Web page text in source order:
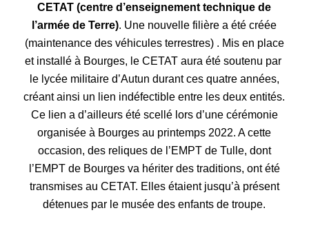
CETAT(centre d’enseignement technique de
l’armée de Terre). Une nouvelle filièrea été créée
(maintenance des véhicules terrestres) . Mis en place
et installé à Bourges, le CETAT aura été soutenu par
le lycée militaire d’Autun durant ces quatre années,
créant ainsi un lien indéfectible entre les deux entités.
Ce lien a d’ailleurs été scellé lors d’une cérémonie
organisée à Bourges au printemps 2022. A cette
occasion, des reliques de l’EMPT de Tulle, dont
l’EMPT de Bourges va hériter des traditions, ont été
transmises au CETAT. Elles étaient jusqu’à présent
détenues par le musée des enfants de troupe.